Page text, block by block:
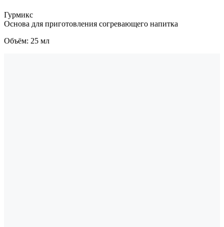
Гурмикс
Основа для приготовления согревающего напитка
Объём: 25 мл